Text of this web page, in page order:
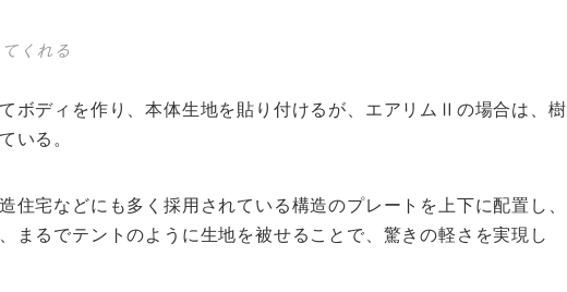
くれる
ボディを作り、本体生地を貼り付けるが、エアリムⅡの場合は、樹
いる。
宅などにも多く採用されている構造のプレートを上下に配置し、
まるでテントのように生地を被せることで、驚きの軽さを実現し